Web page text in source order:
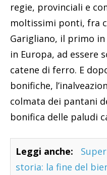
regie, provinciali e
moltissimi ponti, fra
Garigliano, il primo
in Europa, ad essere
catene di ferro. E
bonifiche,
colmata dei pantani
bonifica delle paludi
Leggi anche:
storia: la fine del